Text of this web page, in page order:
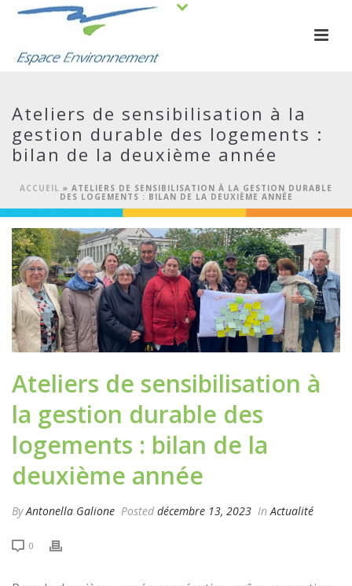
Ateliers de sensibilisation à la
gestion durable des logements :
bilan de la deuxième année
ACCUEIL » ATELIERS DE SENSIBILISATION À LA GESTION DURABLE
DES LOGEMENTS : BILAN DE LA DEUXIÈME ANNÉE
Ateliers de sensibilisation à
la gestion durable des
logements : bilan de la
deuxième année
ByAntonella Galione Posted décembre 13, 2023 In Actualité
0